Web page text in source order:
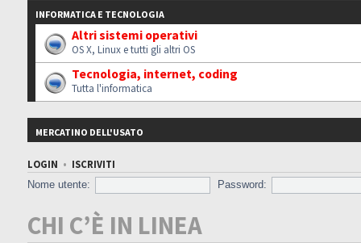
INFORMATICA E TECNOLOGIA
Altri sistemi operativi
OS X, Linux e tutti gli altri OS
Tecnologia, internet, coding
Tutta l'informatica
MERCATINO DELL'USATO
LOGIN • ISCRIVITI
Nome utente:
Password:
CHI C’È IN LINEA